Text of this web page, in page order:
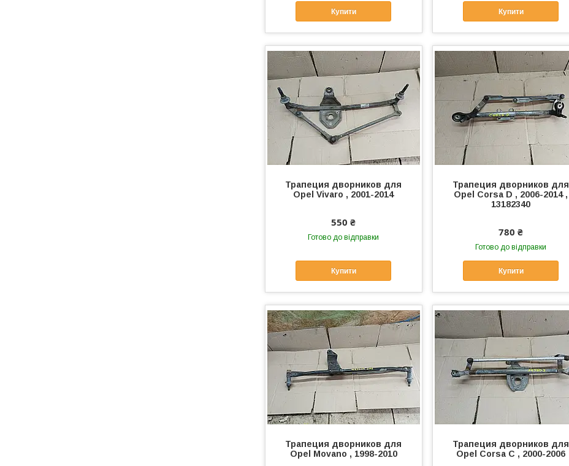
Купити Купити
Трапеция дворников для
Opel Vivaro , 2001-2014
550 ₴
Готово до відправки
Купити
Трапеция дворников для
Opel Corsa D , 2006-2014 ,
13182340
780 ₴
Готово до відправки
Купити
Трапеция дворников для
Opel Movano , 1998-2010
Трапеция дворников для
Opel Corsa C , 2000-2006